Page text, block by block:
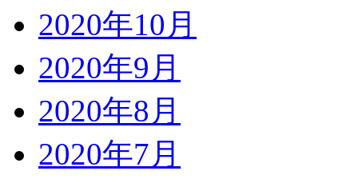
2020年10月
2020年9月
2020年8月
2020年7月